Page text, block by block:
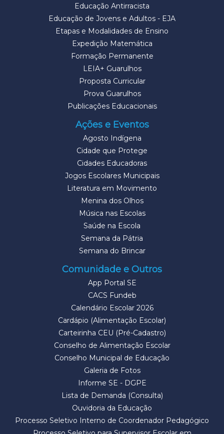
Educação Antirracista
Educação de Jovens e Adultos - EJA
Etapas e Modalidades de Ensino
Expedição Matemática
Formação Permanente
LEIA+ Guarulhos
Proposta Curricular
Prova Guarulhos
Publicações Educacionais
Ações e Eventos
Agosto Indígena
Cidade que Protege
Cidades Educadoras
Jogos Escolares Municipais
Literatura em Movimento
Menina dos Olhos
Música nas Escolas
Saúde na Escola
Semana da Pátria
Semana do Brincar
Comunidade e Outros
App Portal SE
CACS Fundeb
Calendário Escolar 2026
Cardápio (Alimentação Escolar)
Carteirinha CEU (Pré-Cadastro)
Conselho de Alimentação Escolar
Conselho Municipal de Educação
Galeria de Fotos
Informe SE - DGPE
Lista de Demanda (Consulta)
Ouvidoria da Educação
Processo Seletivo Interno de Coordenador Pedagógico